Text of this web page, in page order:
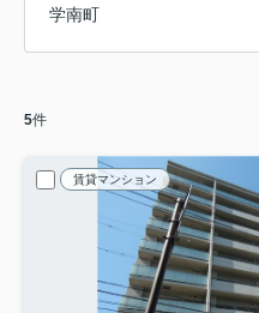
学南町
5件
賃貸マンション